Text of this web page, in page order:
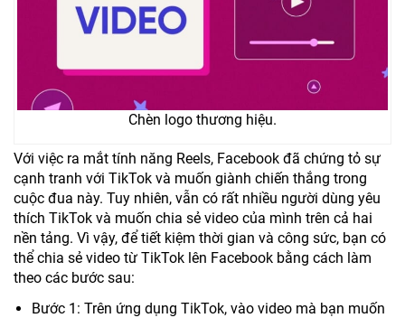
Chèn logo thương hiệu.
Với việc ra mắt tính năng Reels, Facebook đã chứng tỏ sự
cạnh tranh với TikTok và muốn giành chiến thắng trong
cuộc đua này. Tuy nhiên, vẫn có rất nhiều người dùng yêu
thích TikTok và muốn chia sẻ video của mình trên cả hai
nền tảng. Vì vậy, để tiết kiệm thời gian và công sức, bạn có
thể chia sẻ video từ TikTok lên Facebook bằng cách làm
theo các bước sau:
Bước 1: Trên ứng dụng TikTok, vào video mà bạn muốn